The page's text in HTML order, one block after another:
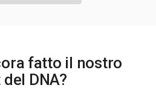
fatto il nostro
DNA?